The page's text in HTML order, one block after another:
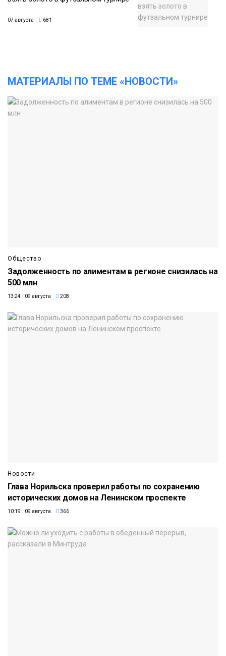
07 августа 681
МАТЕРИАЛЫ ПО ТЕМЕ «НОВОСТИ»
Общество
Задолженность по алиментам в регионе снизилась на
500 млн
13:24 09 августа 208
Новости
Глава Норильска проверил работы по сохранению
исторических домов на Ленинском проспекте
10:19 09 августа 366